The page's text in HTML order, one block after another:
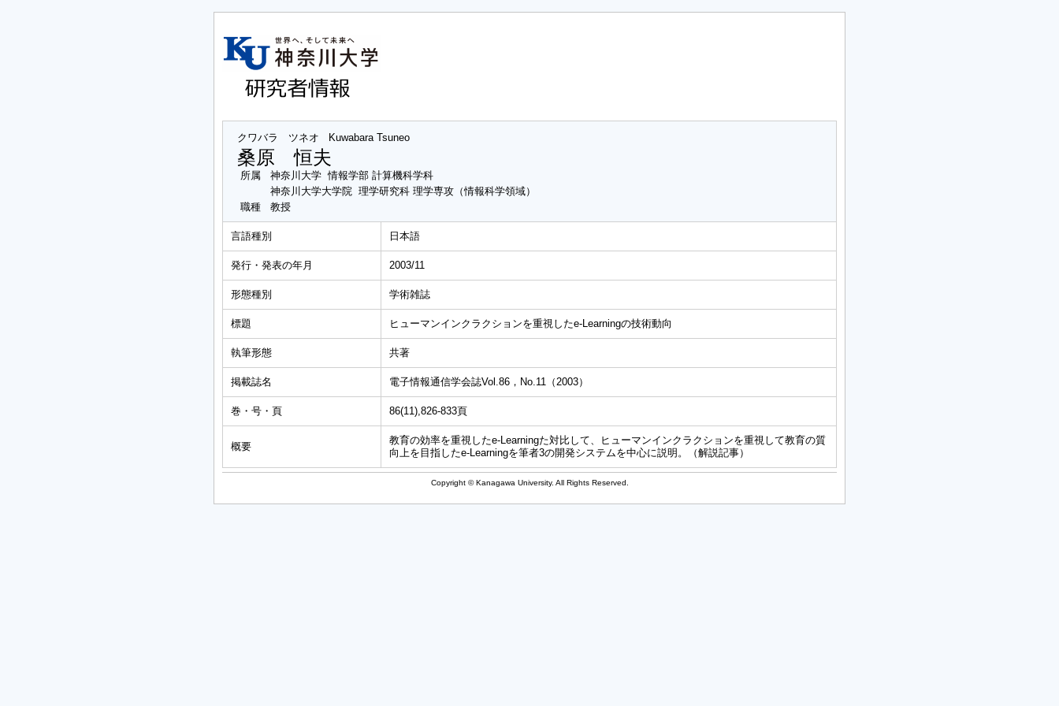
クワバラ ツネオ Kuwabara Tsuneo
桑原 恒夫
所属
神奈川大学 情報学部 計算機科学科
神奈川大学大学院 理学研究科 理学専攻（情報科学領域）
職種
教授
言語種別 日本語
発行・発表の年月 2003/11
形態種別 学術雑誌
標題 ヒューマンインクラクションを重視したe-Learningの技術動向
執筆形態 共著
掲載誌名 電子情報通信学会誌Vol.86，No.11（2003）
巻・号・頁 86(11),826-833頁
概要
教育の効率を重視したe-Learningた対比して、ヒューマンインクラクションを重視して教育の質
向上を目指したe-Learningを筆者3の開発システムを中心に説明。（解説記事）
Copyright © Kanagawa University. All Rights Reserved.